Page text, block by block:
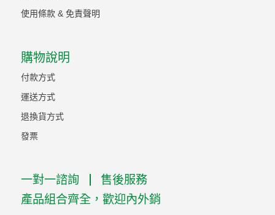
使用條款 & 免責聲明
購物說明
付款方式
運送方式
退換貨方式
發票
一對一諮詢
售後服務
產品組合齊全，歡迎內外銷